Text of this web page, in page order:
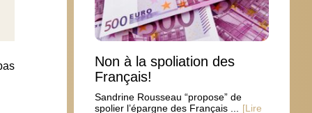
Non à la spoliation des
Français!
Sandrine Rousseau “propose” de
spolier l’épargne des Français ...
[Lire